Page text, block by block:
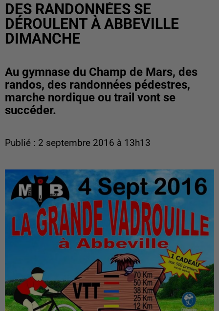
DES RANDONNÉES SE
DÉROULENT À ABBEVILLE
DIMANCHE
Au gymnase du Champ de Mars, des
randos, des randonnées pédestres,
marche nordique ou trail vont se
succéder.
Publié : 2 septembre 2016 à 13h13